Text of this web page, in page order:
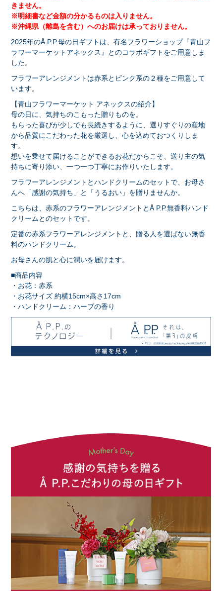
きません。
※明細書など金額の分かるものは入りません。
※沖縄県（離島を含む）へのお届けは承っておりません。
2025年のÅ P.P.母の日ギフトは、有名フラワーショップ『青山フ
ラワーマーケットアネックス』とのコラボギフトをご用意しま
した。
フラワーアレンジメントは赤系とピンク系の２種をご用意して
います。
【青山フラワーマーケット アネックスの紹介】
母の日に、気持ちのこもった贈りものを。
もらった喜びが少しでも長続きするように、選りすぐりの産地
から品質にこだわった花を厳選し、心を込めておつくりしま
す。
想いを乗せて届けることができるお花だからこそ、送り主の気
持ちに寄り添い、一つ一つ丁寧にお作りいたします。
フラワーアレンジメントとハンドクリームのセットで、お母さ
んへ「感謝の気持ち」と「うるおい」を贈りませんか。
こちらは、赤系のフラワーアレンジメントとÅ P.P.無香料ハンド
クリームとのセットです。
定番の赤系フラワーアレンジメントと、贈る人を選ばない無香
料のハンドクリーム。
お母さんの肌と心に潤いを届けます。
■商品内容
・お花：赤系
・お花サイズ 約横15cm×高さ17cm
・ハンドクリーム：ハーブの香り